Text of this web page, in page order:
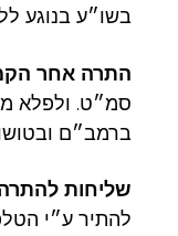
בשו״ע בנוגע
התרה אחר
סמ״ט. ולפלא
ברמב״ם
שליחות
להתיר ע״י